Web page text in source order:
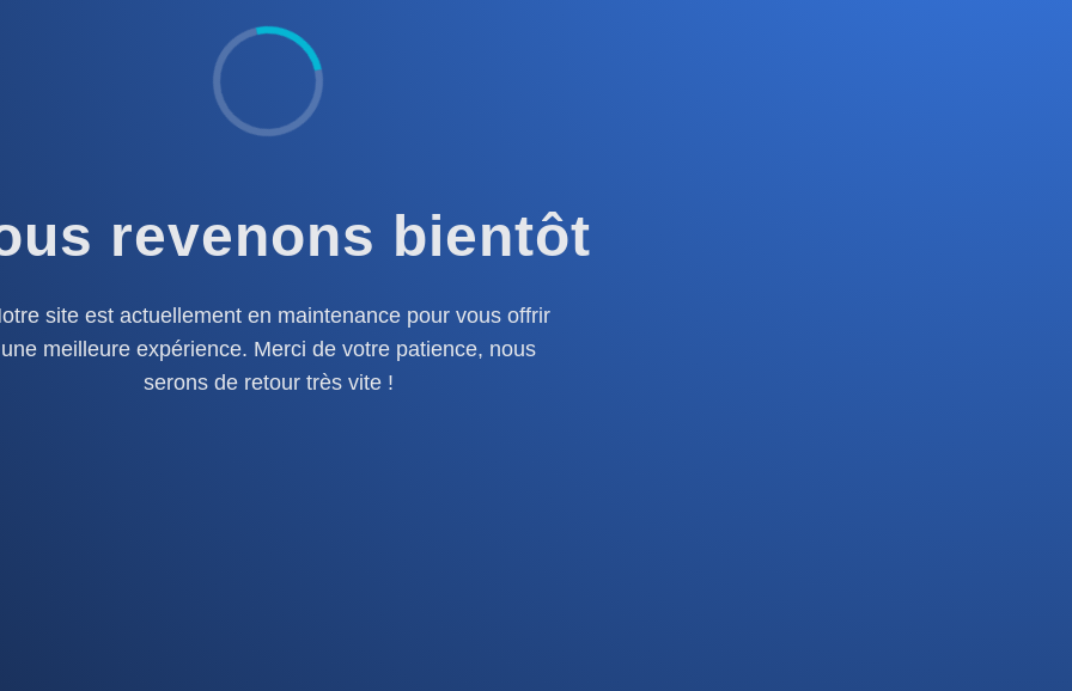
revenons bientôt
site est actuellement en maintenance pour vous offrir
une meilleure expérience. Merci de votre patience, nous
serons de retour très vite !